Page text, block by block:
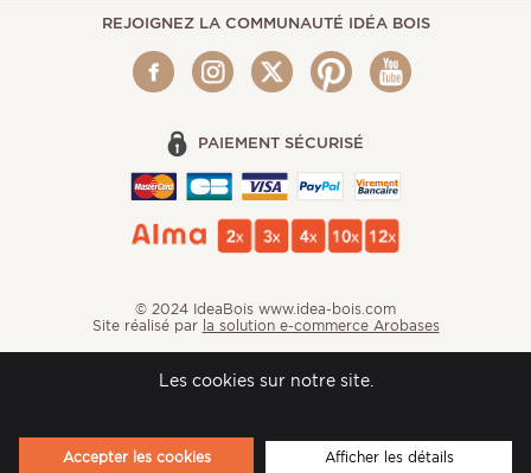
REJOIGNEZ LA COMMUNAUTÉ IDÉA BOIS
PAIEMENT SÉCURISÉ
© 2024 IdeaBois www.idea-bois.com
Site réalisé par la solution e-commerce Arobases
Les cookies sur notre site.
Accepter les cookies Afficher les détails